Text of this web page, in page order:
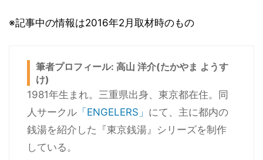
※記事中の情報は2016年2月取材時のもの
筆者プロフィール: 高山 洋介(たかやま ようす
け)
1981年生まれ。三重県出身、東京都在住。同
人サークル 「ENGELERS」 にて、主に都内の
銭湯を紹介した『東京銭湯』シリーズを制作
している。